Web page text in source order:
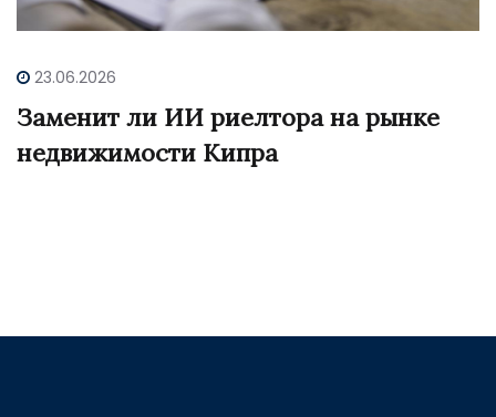
23.06.2026
Заменит ли ИИ риелтора на рынке
недвижимости Кипра